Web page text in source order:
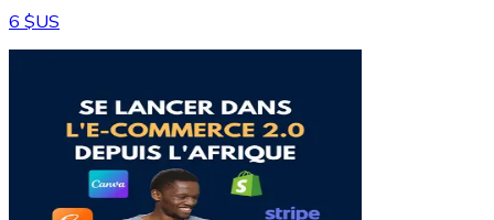
6 $US